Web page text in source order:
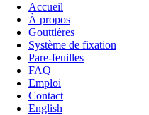
Accueil
À propos
Gouttières
Système de fixation
Pare-feuilles
FAQ
Emploi
Contact
English